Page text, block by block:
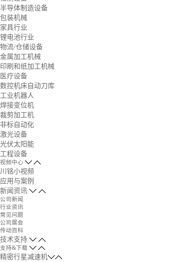
半导体制造设备
包装机械
家具行业
锂电池行业
物流/仓储设备
金属加工机械
印刷和纸加工机械
医疗设备
数控机床自动刀库
工业机器人
焊接变位机
裁剪加工机
非标自动化
激光设备
光伏太阳能
工程设备
视频中心
川铭小视频
应用与案例
新闻资讯
公司新闻
行业资讯
常见问题
公司展会
传动百科
技术支持
支持&下载
精密行星减速机